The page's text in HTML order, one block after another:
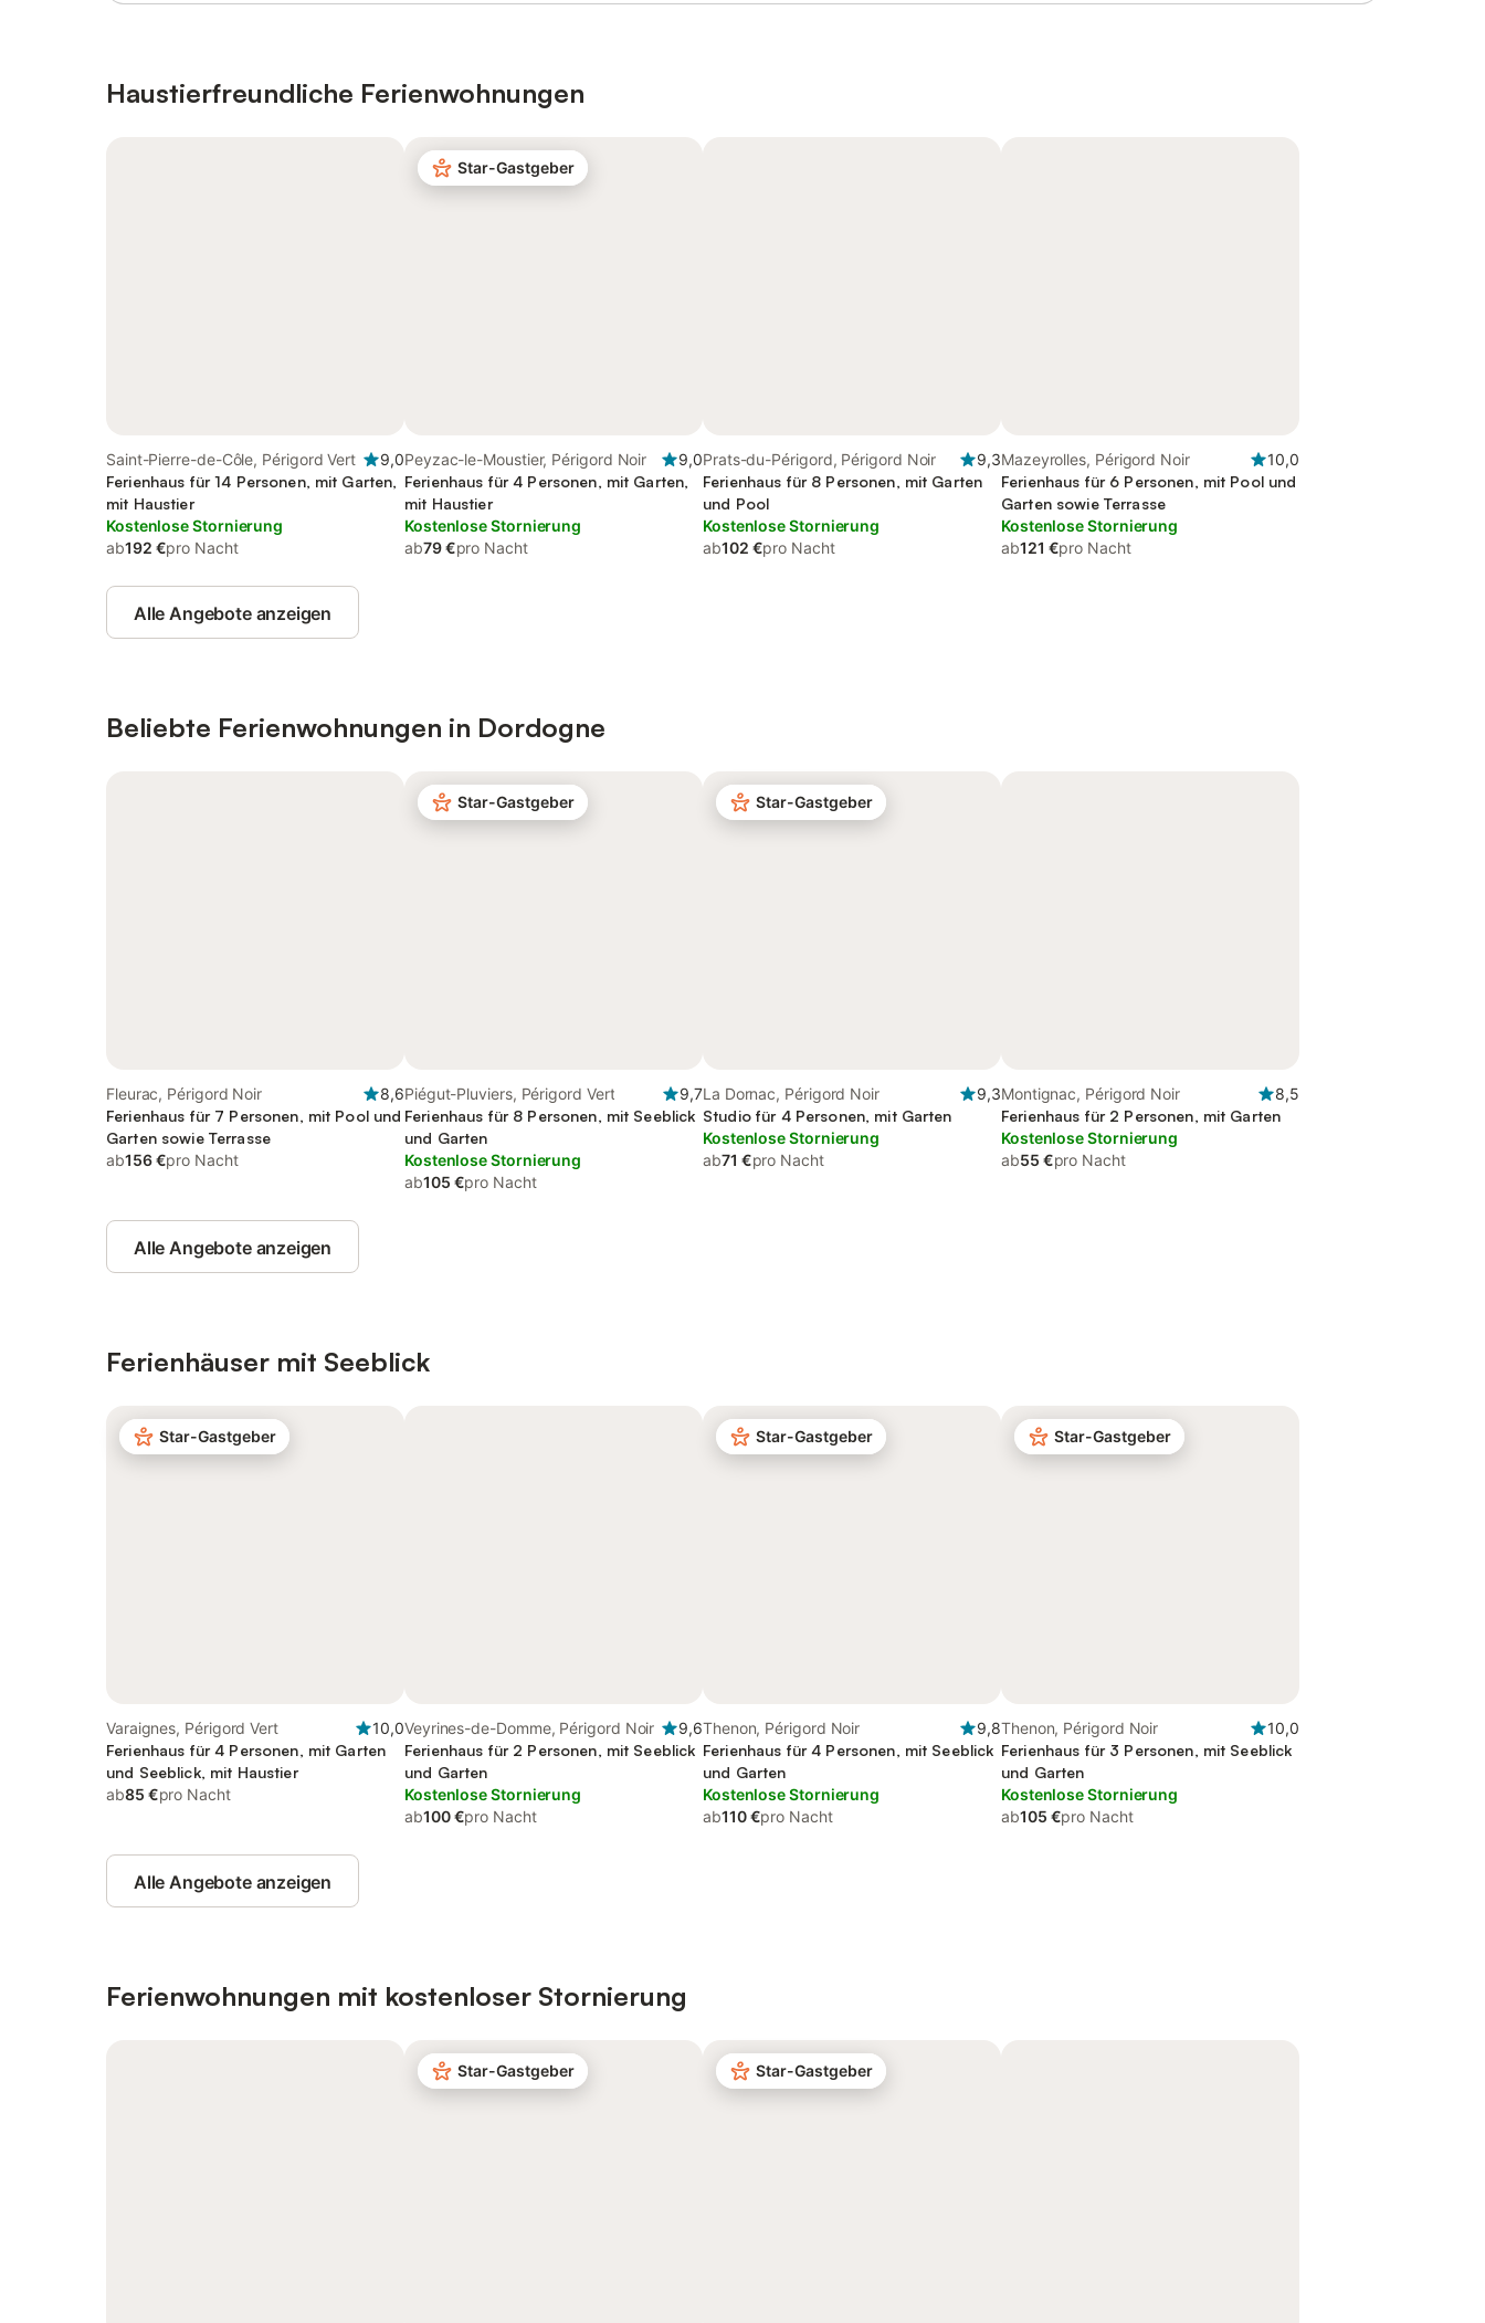
Haustierfreundliche Ferienwohnungen
Saint-Pierre-de-Côle, Périgord Vert
9,0
Ferienhaus für 14 Personen, mit Garten,
mit Haustier
Kostenlose Stornierung
ab192 €pro Nacht
Star-Gastgeber
Peyzac-le-Moustier, Périgord Noir
9,0
Ferienhaus für 4 Personen, mit Garten,
mit Haustier
Kostenlose Stornierung
ab79 €pro Nacht
Prats-du-Périgord, Périgord Noir
9,3
Ferienhaus für 8 Personen, mit Garten
und Pool
Kostenlose Stornierung
ab102 €pro Nacht
Mazeyrolles, Périgord Noir
10,0
Ferienhaus für 6 Personen, mit Pool und
Garten sowie Terrasse
Kostenlose Stornierung
ab121 €pro Nacht
Alle Angebote anzeigen
Beliebte Ferienwohnungen in Dordogne
Fleurac, Périgord Noir
8,6
Ferienhaus für 7 Personen, mit Pool und
Garten sowie Terrasse
ab156 €pro Nacht
Star-Gastgeber
Piégut-Pluviers, Périgord Vert
9,7
Ferienhaus für 8 Personen, mit Seeblick
und Garten
Kostenlose Stornierung
ab105 €pro Nacht
Star-Gastgeber
La Dornac, Périgord Noir
9,3
Studio für 4 Personen, mit Garten
Kostenlose Stornierung
ab71 €pro Nacht
Montignac, Périgord Noir
8,5
Ferienhaus für 2 Personen, mit Garten
Kostenlose Stornierung
ab55 €pro Nacht
Alle Angebote anzeigen
Ferienhäuser mit Seeblick
Star-Gastgeber
Varaignes, Périgord Vert
10,0
Ferienhaus für 4 Personen, mit Garten
und Seeblick, mit Haustier
ab85 €pro Nacht
Veyrines-de-Domme, Périgord Noir
9,6
Ferienhaus für 2 Personen, mit Seeblick
und Garten
Kostenlose Stornierung
ab100 €pro Nacht
Star-Gastgeber
Thenon, Périgord Noir
9,8
Ferienhaus für 4 Personen, mit Seeblick
und Garten
Kostenlose Stornierung
ab110 €pro Nacht
Star-Gastgeber
Thenon, Périgord Noir
10,0
Ferienhaus für 3 Personen, mit Seeblick
und Garten
Kostenlose Stornierung
ab105 €pro Nacht
Alle Angebote anzeigen
Ferienwohnungen mit kostenloser Stornierung
Star-Gastgeber Star-Gastgeber